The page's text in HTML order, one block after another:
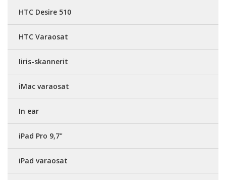
HTC Desire 510
HTC Varaosat
Iiris-skannerit
iMac varaosat
In ear
iPad Pro 9,7"
iPad varaosat